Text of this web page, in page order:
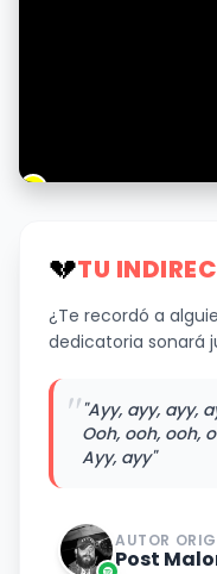
💔TU
¿Te recordó a
dedicatoria sonará
""Ayy, ayy, ayy,
Ooh, ooh, ooh,
Ayy, ayy"
AUTOR
Post